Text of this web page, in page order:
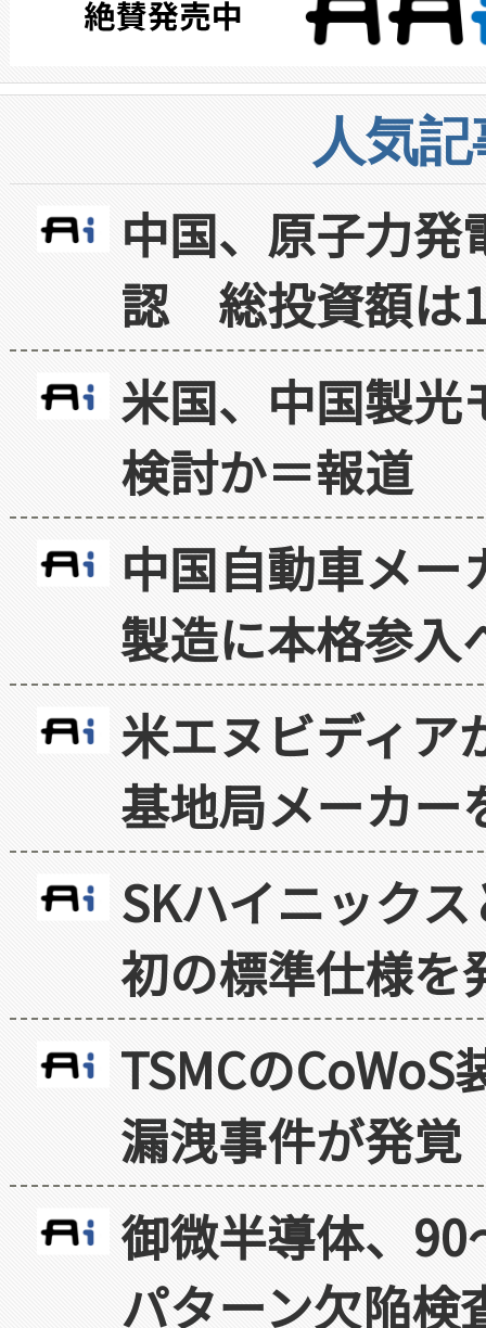
人気
中国、原子力
認 総投資額は
米国、中国製光
検討か＝報道
中国自動車メ
製造に本格参入
米エヌビディア
基地局メーカー
SKハイニック
初の標準仕様を
TSMCの
漏洩事件が発覚
御微半導体、
パターン欠陥検